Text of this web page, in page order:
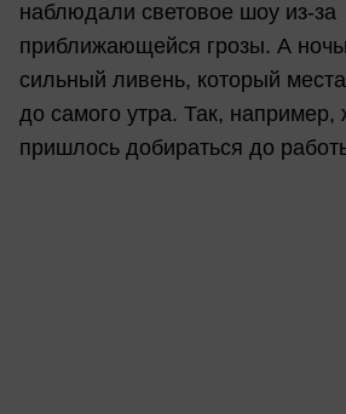
наблюдали световое шоу из-за
приближающейся грозы. А
сильный ливень, который
до самого утра. Так,
пришлось добираться до